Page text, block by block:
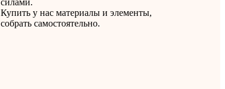
силами.
Купить у нас материалы и элементы,
собрать самостоятельно.